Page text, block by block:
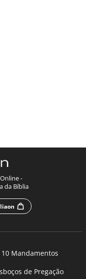
-
da Bíblia
10 Mandamentos
de Pregação